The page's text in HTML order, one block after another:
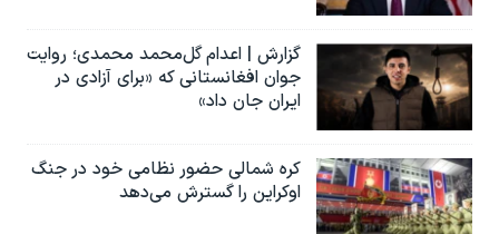
گزارش | اعدام گل‌محمد محمدی؛ روایت
جوان افغانستانی که «برای آزادی در
ایران جان داد»
کره شمالی حضور نظامی خود در جنگ
اوکراین را گسترش می‌دهد